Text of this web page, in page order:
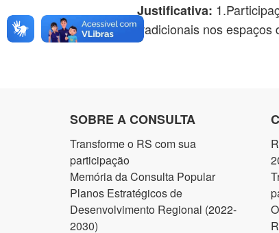
Justificativa:
tradicionais nos
SOBRE A CONSULTA
Transforme o RS com sua
participação
Memória da Consulta Popular
Planos Estratégicos de
Desenvolvimento Regional (2022-
2030)